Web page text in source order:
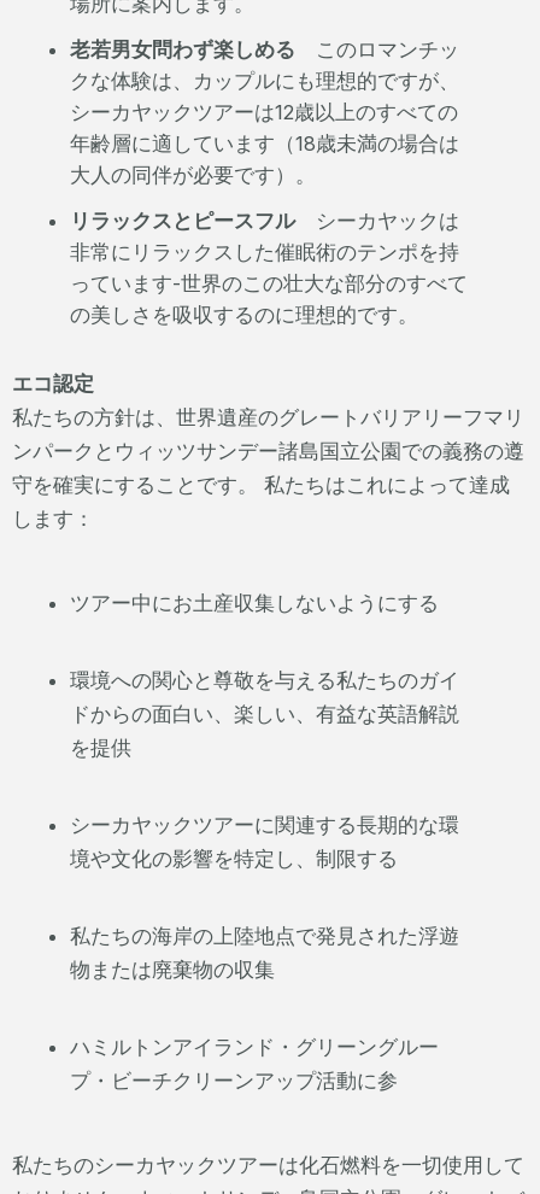
老若男女問わず楽しめる
このロマンチッ
クな体験は、カップルにも理想的ですが、
シーカヤックツアーは12歳以上のすべての
年齢層に適しています（18歳未満の場合は
大人の同伴が必要です）。
リラックスとピースフルシーカヤックは
非常にリラックスした催眠術のテンポを持
っています-世界のこの壮大な部分のすべて
の美しさを吸収するのに理想的です。
エコ認定
私たちの方針は、世界遺産のグレートバリアリーフマリ
ンパークとウィッツサンデー諸島国立公園での義務の遵
守を確実にすることです。 私たちはこれによって達成
します：
ツアー中にお土産収集しないようにする
環境への関心と尊敬を与える私たちのガイ
ドからの面白い、楽しい、有益な英語解説
を提供
シーカヤックツアーに関連する長期的な環
境や文化の影響を特定し、制限する
私たちの海岸の上陸地点で発見された浮遊
物または廃棄物の収集
ハミルトンアイランド・グリーングルー
プ・ビーチクリーンアップ活動に参
私たちのシーカヤックツアーは化石燃料を一切使用して